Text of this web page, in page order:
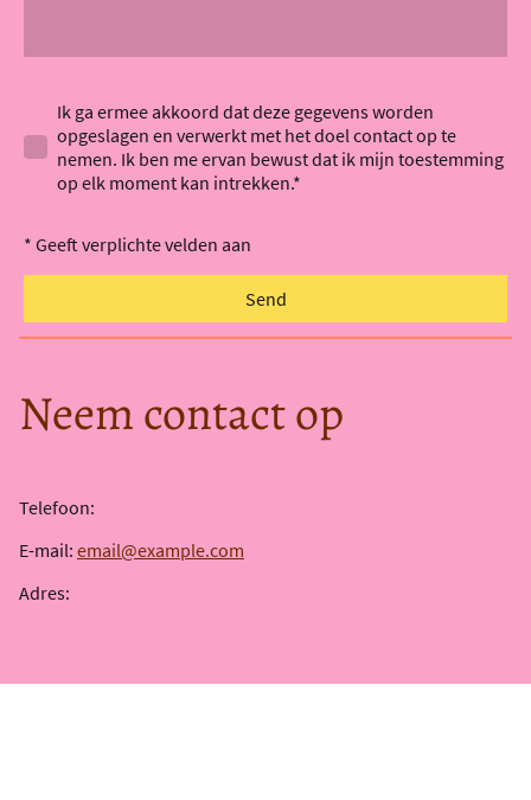
Ik ga ermee akkoord dat deze gegevens worden
opgeslagen en verwerkt met het doel contact op te
nemen. Ik ben me ervan bewust dat ik mijn toestemming
op elk moment kan intrekken.*
* Geeft verplichte velden aan
Send
Neem contact op
Telefoon:
E-mail: email@example.com
Adres: